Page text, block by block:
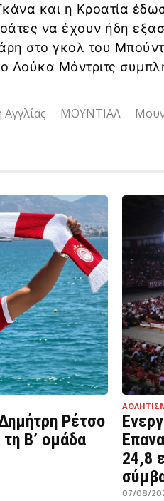
και η Κροατία
να έχουν ήδη
στο γκολ του
Λούκα Μόντριτς
Αγγλίας ΜΟΥΝΤΙΑΛ
Ρέτσο
τη Β’ ομάδα
24,8
07/08/